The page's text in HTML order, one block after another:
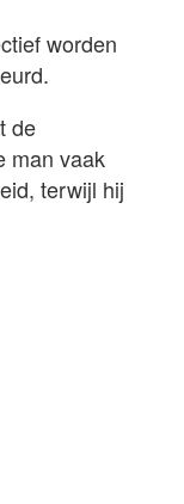
worden
de
man vaak
terwijl hij